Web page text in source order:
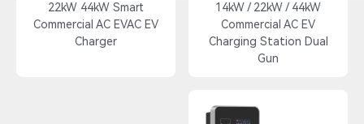
14kW / 22kW / 44kW
Commercial AC EV
Charging Station Dual
Gun
22kW 44kW Smart
Commercial AC EVAC EV
Charger